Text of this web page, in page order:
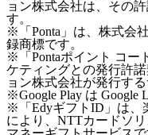
ョン株式会社は、その
す。
※「Ponta」は、株式会
録商標です。
※「Pontaポイント コー
ケティングとの発行許
ョン株式会社が発行する
※Google Play は Google
※「EdyギフトID」は、
により、NTTカードソ